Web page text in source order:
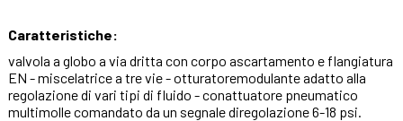
Caratteristiche:
valvola a globo a via dritta con corpo ascartamento e flangiatura
EN - miscelatrice a tre vie - otturatoremodulante adatto alla
regolazione di vari tipi di fluido - conattuatore pneumatico
multimolle comandato da un segnale diregolazione 6-18 psi.